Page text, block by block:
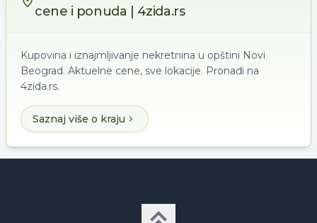
cene i ponuda | 4zida.rs
Kupovina i iznajmljivanje nekretnina u opštini Novi
Beograd. Aktuelne cene, sve lokacije. Pronađi na
4zida.rs.
Saznaj više o kraju